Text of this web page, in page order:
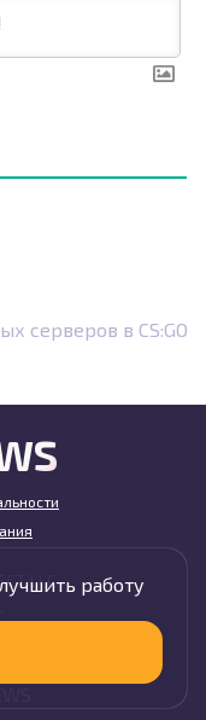
серверов в CS:GO
LLC
работу